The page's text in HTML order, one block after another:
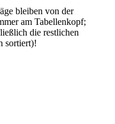
bleiben von der
am Tabellenkopf;
die restlichen
sortiert)!